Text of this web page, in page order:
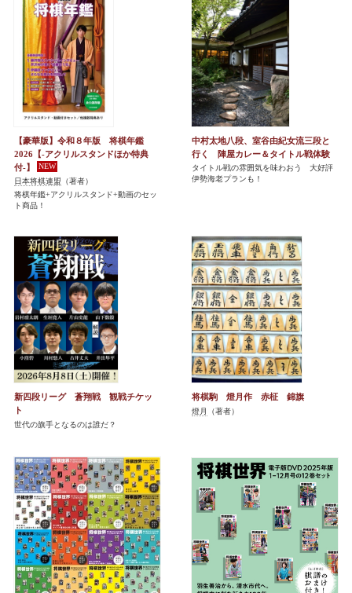
【豪華版】令和８年版 将棋年鑑
2026【-アクリルスタンドほか特典
付-】
日本将棋連盟 （著者）
将棋年鑑+アクリルスタンド+動画のセッ
ト商品！
中村太地八段、室谷由紀女流三段と
行く 陣屋カレー＆タイトル戦体験
タイトル戦の雰囲気を味わおう 大好評
伊勢海老プランも！
新四段リーグ 蒼翔戦 観戦チケッ
ト
世代の旗手となるのは誰だ？
将棋駒 燈月作 赤柾 錦旗
燈月 （著者）